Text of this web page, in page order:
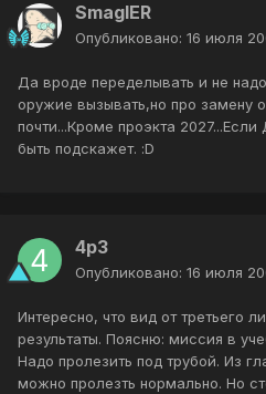
SmaglER
Опубликовано: 16 июля
Да вроде переделывать и не
оружие вызывать,но про замену
почти...Кроме проэкта
быть подскажет. :D
4p3
Опубликовано: 16 июля
Интересно, что вид от третьего
результаты. Поясню: миссия в
Надо пролезить под трубой. Из
можно пролезть нормально. Но